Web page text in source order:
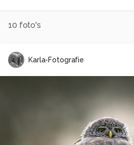
10 foto's
Karla-Fotografie